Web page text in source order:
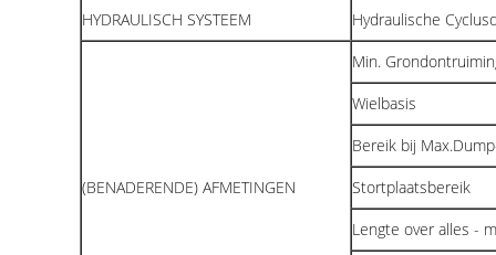
HYDRAULISCH SYSTEEM
Hydraulische
(BENADERENDE) AFMETINGEN
Min.
Wielbasis
Bereik bij
Stortplaatsbereik
Lengte over alles -